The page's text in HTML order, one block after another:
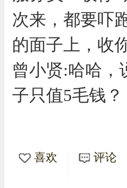
次来，都要吓
的面子上，收
曾小贤:哈哈，
子只值5毛钱？
喜欢 评论